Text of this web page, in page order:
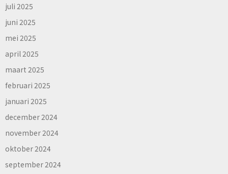
juli 2025
juni 2025
mei 2025
april 2025
maart 2025
februari 2025
januari 2025
december 2024
november 2024
oktober 2024
september 2024